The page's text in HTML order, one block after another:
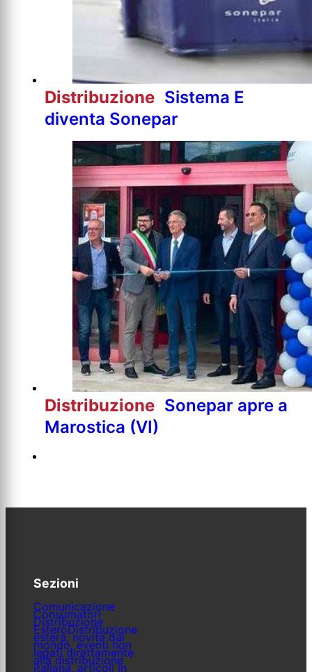
Distribuzione Sistema E
diventa Sonepar
Distribuzione Sonepar apre a
Marostica (VI)
Sezioni
Comunicazione
Consumatori
Distribuzione
EsteroDistribuzione
estera, novità dal
mondo, eventi non
legati direttamente
alla distribuzione
italiana, articoli in